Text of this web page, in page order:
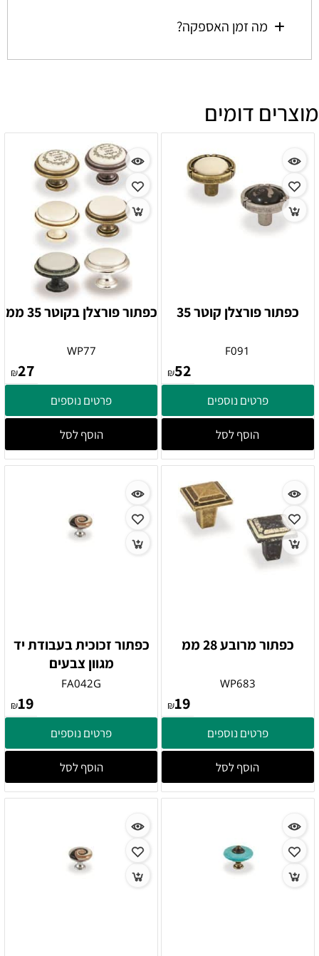
מה זמן האספקה?
מוצרים דומים
כפתור פורצלן קוטר 35
F091
₪52
פרטים נוספים
הוסף לסל
כפתור פורצלן בקוטר 35 ממ
WP77
₪27
פרטים נוספים
הוסף לסל
כפתור מרובע 28 ממ
WP683
₪19
פרטים נוספים
הוסף לסל
כפתור זכוכית בעבודת יד
מגוון צבעים
FA042G
₪19
פרטים נוספים
הוסף לסל